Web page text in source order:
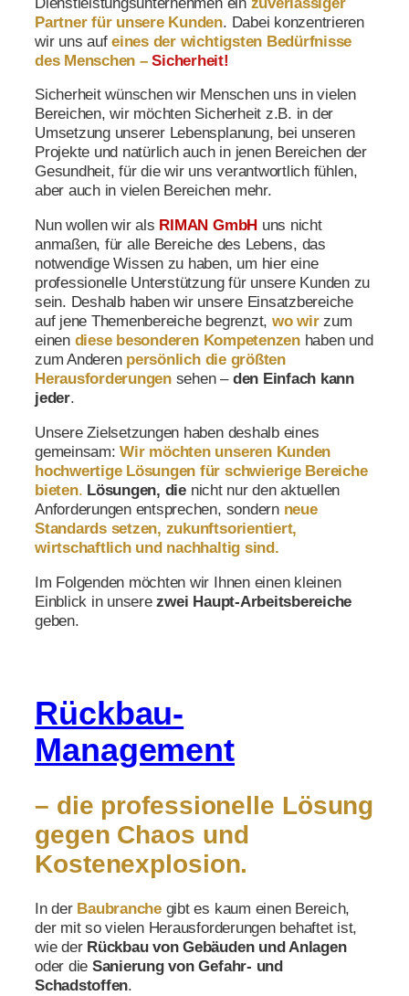
Partner für unsere Kunden. Dabei konzentrieren
wir uns aufeines der wichtigsten Bedürfnisse
des Menschen – Sicherheit!
Sicherheit wünschen wir Menschen uns in vielen
Bereichen, wir möchten Sicherheit z.B. in der
Umsetzung unserer Lebensplanung, bei unseren
Projekte und natürlich auch in jenen Bereichen der
Gesundheit, für die wir uns verantwortlich fühlen,
aber auch in vielen Bereichen mehr.
Nun wollen wir als RIMAN GmbH uns nicht
anmaßen, für alle Bereiche des Lebens, das
notwendige Wissen zu haben, um hier eine
professionelle Unterstützung für unsere Kunden zu
sein. Deshalb haben wir unsere Einsatzbereiche
auf jene Themenbereiche begrenzt, wo wirzum
einen diese besonderen Kompetenzenhaben und
zum Anderen persönlich die größten
Herausforderungen sehen – den Einfach kann
jeder.
Unsere Zielsetzungen haben deshalb eines
gemeinsam:Wir möchten unseren Kunden
hochwertige Lösungen für schwierige Bereiche
bieten. Lösungen, dienicht nur den aktuellen
Anforderungen entsprechen, sondern neue
Standards setzen, zukunftsorientiert,
wirtschaftlich und nachhaltig sind.
Im Folgenden möchten wir Ihnen einen kleinen
Einblick in unserezwei Haupt-Arbeitsbereiche
geben.
Rückbau-
Management
– die professionelle Lösung
gegen Chaos und
Kostenexplosion.
In der Baubranchegibt es kaum einen Bereich,
der mit so vielen Herausforderungen behaftet ist,
wie der Rückbau von Gebäuden und Anlagen
oder die Sanierung von Gefahr- und
Schadstoffen.